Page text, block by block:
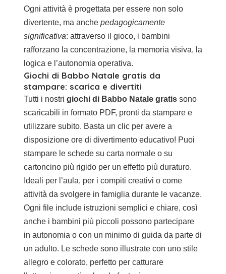
Ogni attività è progettata per essere non solo
divertente, ma anche pedagogicamente
significativa: attraverso il gioco, i bambini
rafforzano la concentrazione, la memoria visiva, la
logica e l’autonomia operativa.
Giochi di Babbo Natale gratis da
stampare: scarica e divertiti
Tutti i nostri giochi di Babbo Natale gratis sono
scaricabili in formato PDF, pronti da stampare e
utilizzare subito. Basta un clic per avere a
disposizione ore di divertimento educativo! Puoi
stampare le schede su carta normale o su
cartoncino più rigido per un effetto più duraturo.
Ideali per l’aula, per i compiti creativi o come
attività da svolgere in famiglia durante le vacanze.
Ogni file include istruzioni semplici e chiare, così
anche i bambini più piccoli possono partecipare
in autonomia o con un minimo di guida da parte di
un adulto. Le schede sono illustrate con uno stile
allegro e colorato, perfetto per catturare